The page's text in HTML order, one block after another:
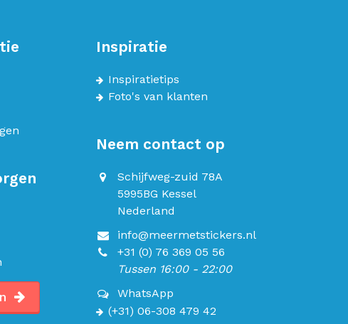
Inspiratie
Inspiratietips
Foto's van klanten
Neem contact op
Schijfweg-zuid 78A
5995BG Kessel
Nederland
info@meermetstickers.nl
+31 (0) 76 369 05 56
Tussen 16:00 - 22:00
WhatsApp
(+31) 06-308 479 42